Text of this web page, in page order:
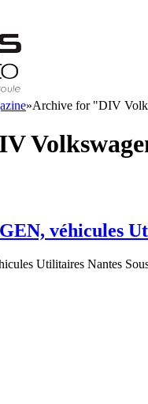
»Archive for "DIV
véhicules
Utilitaires Nantes